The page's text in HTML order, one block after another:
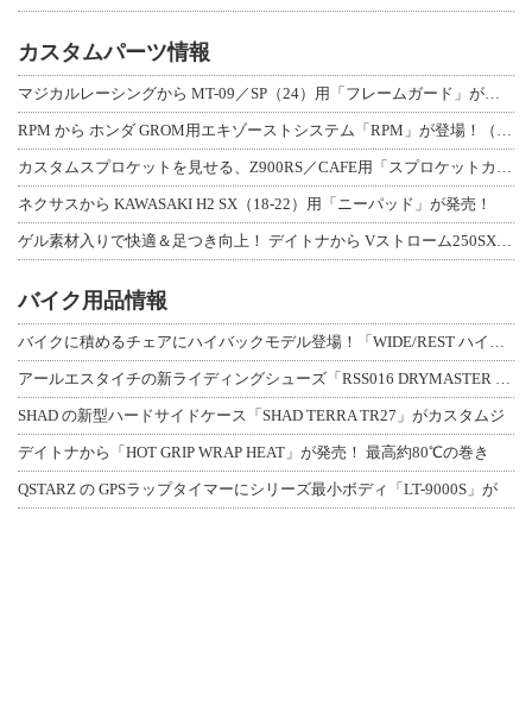
カスタムパーツ情報
ネクサスから KAWASAKI H2 SX（18-22）用「ニーパッド」が発売！
バイク用品情報
SHAD の新型ハードサイドケース「SHAD TERRA TR27」がカスタムジ
デイトナから「HOT GRIP WRAP HEAT」が発売！ 最高約80℃の巻き
QSTARZ の GPSラップタイマーにシリーズ最小ボディ「LT-9000S」が